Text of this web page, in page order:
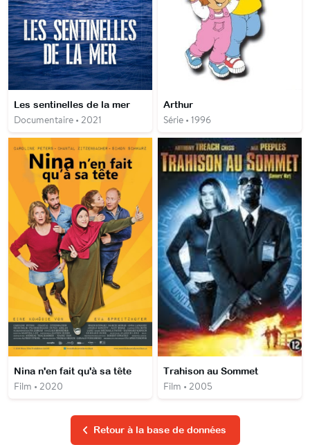
Les sentinelles de la mer
Documentaire • 2021
Arthur
Série • 1996
Nina n'en fait qu'à sa tête
Film • 2020
Trahison au Sommet
Film • 2005
Retour à la base de données